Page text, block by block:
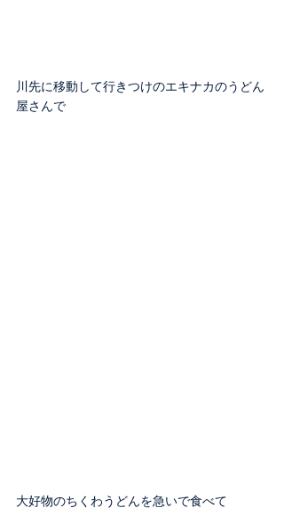
川先に移動して行きつけのエキナカのうどん
屋さんで
大好物のちくわうどんを急いで食べて